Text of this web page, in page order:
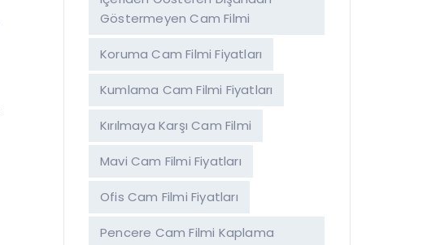
Göstermeyen Cam Filmi
Koruma Cam Filmi Fiyatları
Kumlama Cam Filmi Fiyatları
Kırılmaya Karşı Cam Filmi
Mavi Cam Filmi Fiyatları
Ofis Cam Filmi Fiyatları
Pencere Cam Filmi Kaplama